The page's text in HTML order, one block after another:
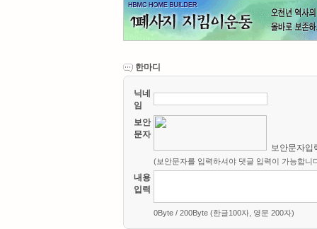
한마디
닉네
임
보안
문자
보안문자입
(보안문자를 입력하셔야 댓글 입력이 가능합니
내용
입력
0Byte / 200Byte (한글100자, 영문 200자)